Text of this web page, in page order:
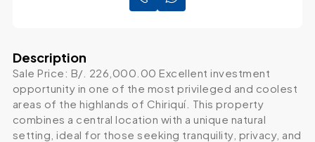
Description
Sale Price: B/. 226,000.00 Excellent investment
opportunity in one of the most privileged and coolest
areas of the highlands of Chiriquí. This property
combines a central location with a unique natural
setting, ideal for those seeking tranquility, privacy, and